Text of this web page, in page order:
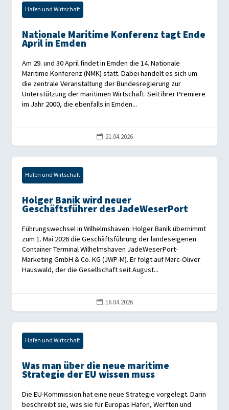
Hafen und Wirtschaft
Nationale Maritime Konferenz tagt Ende
April in Emden
Am 29. und 30 April findet in Emden die 14. Nationale
Maritime Konferenz (NMK) statt. Dabei handelt es sich um
die zentrale Veranstaltung der Bundesregierung zur
Unterstützung der maritimen Wirtschaft. Seit ihrer Premiere
im Jahr 2000, die ebenfalls in Emden...
 21.04.2026
Hafen und Wirtschaft
Holger Banik wird neuer
Geschäftsführer des JadeWeserPort
Führungswechsel in Wilhelmshaven: Holger Banik übernimmt
zum 1. Mai 2026 die Geschäftsführung der landeseigenen
Container Terminal Wilhelmshaven JadeWeserPort-
Marketing GmbH & Co. KG (JWP-M). Er folgt auf Marc-Oliver
Hauswald, der die Gesellschaft seit August...
 16.04.2026
Hafen und Wirtschaft
Was man über die neue maritime
Strategie der EU wissen muss
Die EU-Kommission hat eine neue Strategie vorgelegt. Darin
beschreibt sie, was sie für Europas Häfen, Werften und